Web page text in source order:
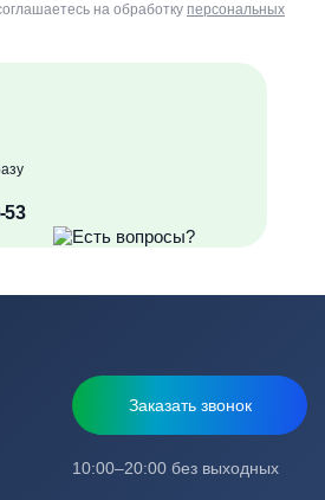
53
на обработку персональных
Заказать звонок
10:00–20:00 без выходных